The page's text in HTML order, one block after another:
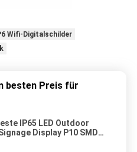
Wifi-Digitalschilder
besten Preis für
IP65 LED Outdoor
Display P10 SMD